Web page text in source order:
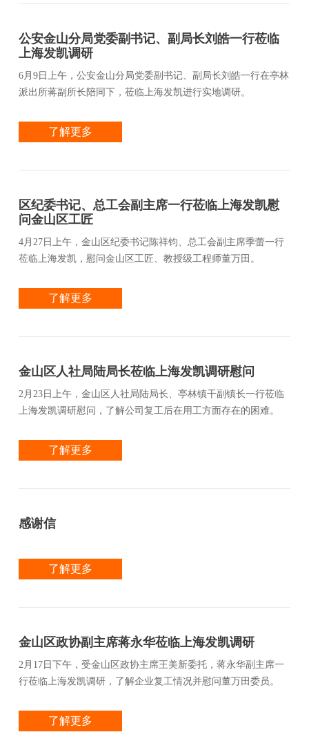
公安金山分局党委副书记、副局长刘皓一行莅临
上海发凯调研
6月9日上午，公安金山分局党委副书记、副局长刘皓一行在亭林
派出所蒋副所长陪同下，莅临上海发凯进行实地调研。
了解更多
区纪委书记、总工会副主席一行莅临上海发凯慰
问金山区工匠
4月27日上午，金山区纪委书记陈祥钧、总工会副主席季蕾一行
莅临上海发凯，慰问金山区工匠、教授级工程师董万田。
了解更多
金山区人社局陆局长莅临上海发凯调研慰问
2月23日上午，金山区人社局陆局长、亭林镇干副镇长一行莅临
上海发凯调研慰问，了解公司复工后在用工方面存在的困难。
了解更多
感谢信
了解更多
金山区政协副主席蒋永华莅临上海发凯调研
2月17日下午，受金山区政协主席王美新委托，蒋永华副主席一
行莅临上海发凯调研，了解企业复工情况并慰问董万田委员。
了解更多